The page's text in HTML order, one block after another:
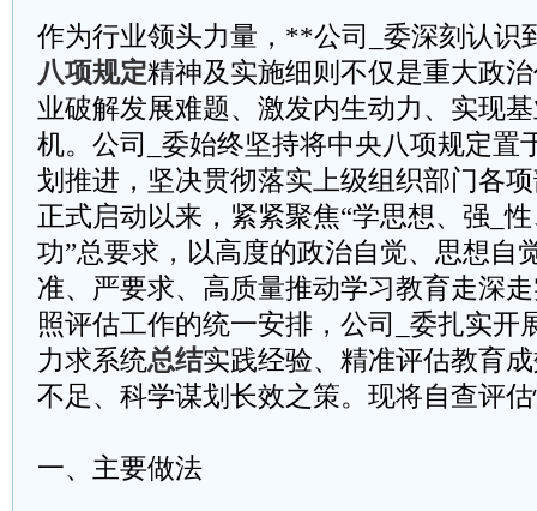
作为行业领头力量，**公司_委深刻认识
八项规定精神及实施细则不仅是重大政
业破解发展难题、激发内生动力、实现
机。公司_委始终坚持将中央八项规定置
划推进，坚决贯彻落实上级组织部门各
正式启动以来，紧紧聚焦“学思想、强_
功”总要求，以高度的政治自觉、思想自
准、严要求、高质量推动学习教育走深
照评估工作的统一安排，公司_委扎实开
力求系统总结实践经验、精准评估教育
不足、科学谋划长效之策。现将自查评
一、主要做法